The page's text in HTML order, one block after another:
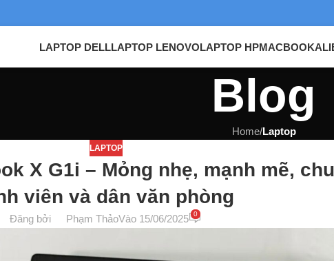
LAPTOP DELLLAPTOP LENOVOLAPTOP HPMACBOOK
Blog
Home/Laptop
LAPTOP
X G1i – Mỏng nhẹ, mạnh mẽ,
viên và dân văn phòng
Đăng bởi Phạm ThảoVào 15/06/2025 0